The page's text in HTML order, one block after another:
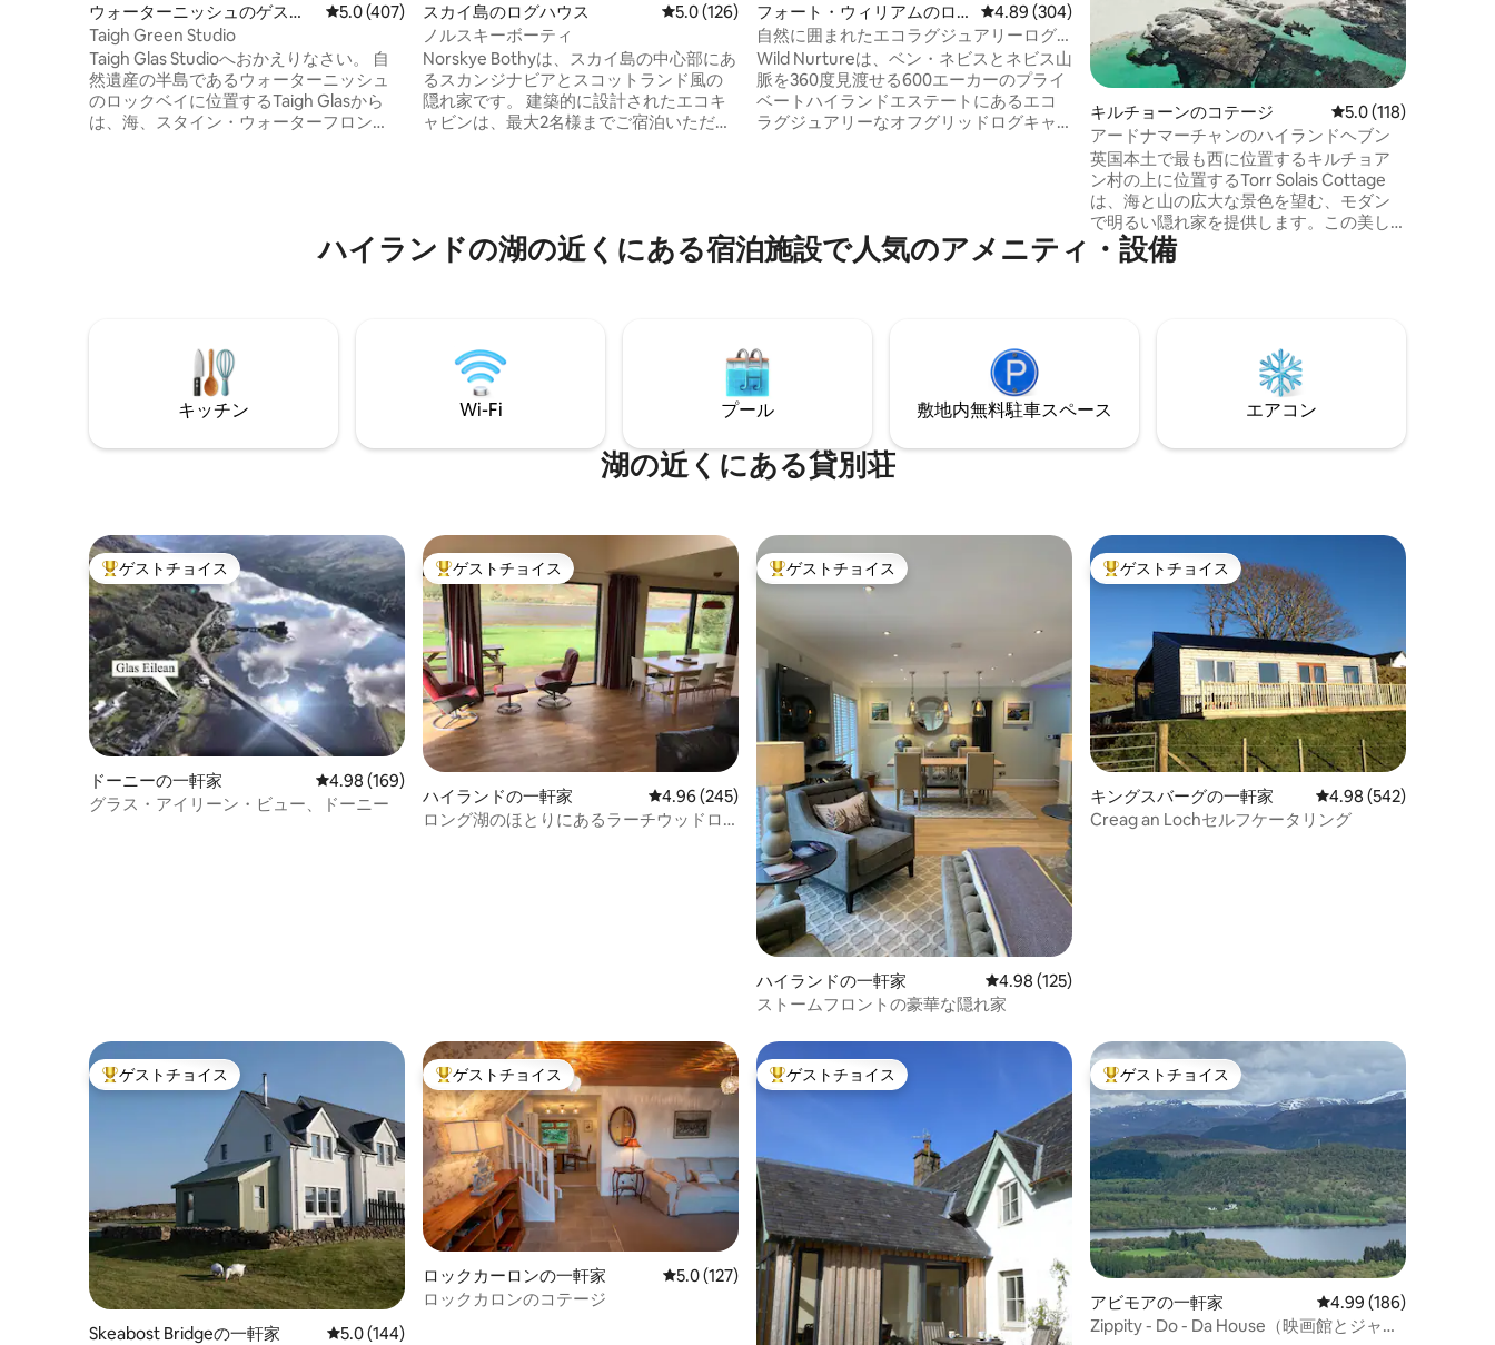
ウォーターニッシュのゲスト
スイート
レビュー407件、5つ星中5.0つ星の平均評価
5.0 (407)
Taigh Green Studio
Taigh Glas Studioへおかえりなさい。 自
然遺産の半島であるウォーターニッシュ
のロックベイに位置するTaigh Glasから
は、海、スタイン・ウォーターフロン
のユルトのある道沿いにあります。スト
ール、クイレイン、フェアリープール、
を見つけてください。
スカイ島のログハウス レビュー126件、5つ星中5.0つ星の平均評価
5.0 (126)
ノルスキーボーティ
Norskye Bothyは、スカイ島の中心部にあ
るスカンジナビアとスコットランド風の
隠れ家です。 建築的に設計されたエコキ
ャビンは、最大2名様までご宿泊いただけ
宿泊施設は中心部に位置し、ポトリーか
らわずか5マイルです。スカイの魅力を十
せん*
フォート・ウィリアムのロ
グハウス
レビュー304件、5つ星中4.89つ星の平均評価
4.89 (304)
自然に囲まれたエコラグジュアリーログ
ハウス
Wild Nurtureは、ベン・ネビスとネビス山
脈を360度見渡せる600エーカーのプライ
ベートハイランドエステートにあるエコ
ラグジュアリーなオフグリッドログキャ
私たちは自然の要素が大好きで、浸かる
ための豪華なバスタブ、豪華なバスロー
キルチョーンのコテージ レビュー118件、5つ
5.0 (118)
アードナマーチャンのハイランドヘブン
英国本土で最も西に位置するキルチョア
ン村の上に位置するTorr Solais Cottage
は、海と山の広大な景色を望む、モダン
で明るい隠れ家を提供します。この美し
く整えられたセルフケータリングの家
は、快適な寝室2室（キングサイズベッド
と設備の整ったキッチンを備えたオープ
ンプランのリビングスペース。広々とし
たデッキ付きバルコニーに出て、ドラマ
チックなアードナマーチャンの景色を満
ハイランドの湖の近くにある宿泊施設で人気のアメニティ・設備
キッチン Wi-Fi プール 敷地内無料駐⁠車ス⁠ペ⁠ー⁠ス エアコン
湖の近くにある貸別荘
大好評のゲストチョイスです。
ゲストチョイス
ドーニーの一軒家 レビュー169件、5つ星中4.98つ星の平均評価
4.98 (169)
グラス・アイリーン・ビュー、ドーニー
大好評のゲストチョイスです。
ゲストチョイス
ハイランドの一軒家 レビュー245件、5つ星中4.96つ星の平均評価
4.96 (245)
ロング湖のほとりにあるラーチウッドロ
大好評のゲストチョイスです。
ゲストチョイス
ハイランドの一軒家 レビュー125件、5つ星中4.98つ星の平均評価
4.98 (125)
ストームフロントの豪華な隠れ家
大好評のゲストチョイスです。
ゲストチョイス
キングスバーグの一軒家 レビュー542件、5つ星
4.98 (542)
Creag an Lochセルフケータリング
大好評のゲストチョイスです。
ゲストチョイス
Skeabost Bridgeの一軒家 レビュー144件、5つ星中5.0つ星の平均評価
5.0 (144)
大好評のゲストチョイスです。
ゲストチョイス
ロックカーロンの一軒家 レビュー127件、5つ星中5.0つ星の平均評価
5.0 (127)
ロックカロンのコテージ
大好評のゲストチョイスです。
ゲストチョイス 大好評のゲストチョイスです。
ゲストチョイス
アビモアの一軒家 レビュー186件、5つ
4.99 (186)
Zippity - Do - Da House（映画館とジャグ